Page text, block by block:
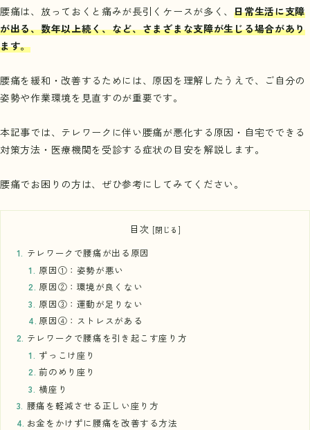
腰痛は、放っておくと痛みが長引くケースが多く、日常生活に支障
が出る、数年以上続く、など、さまざまな支障が生じる場合があり
ます。
腰痛を緩和・改善するためには、原因を理解したうえで、ご自分の
姿勢や作業環境を見直すのが重要です。
本記事では、テレワークに伴い腰痛が悪化する原因・自宅でできる
対策方法・医療機関を受診する症状の目安を解説します。
腰痛でお困りの方は、ぜひ参考にしてみてください。
目次
テレワークで腰痛が出る原因
原因①：姿勢が悪い
原因②：環境が良くない
原因③：運動が足りない
原因④：ストレスがある
テレワークで腰痛を引き起こす座り方
ずっこけ座り
前のめり座り
横座り
腰痛を軽減させる正しい座り方
お金をかけずに腰痛を改善する方法